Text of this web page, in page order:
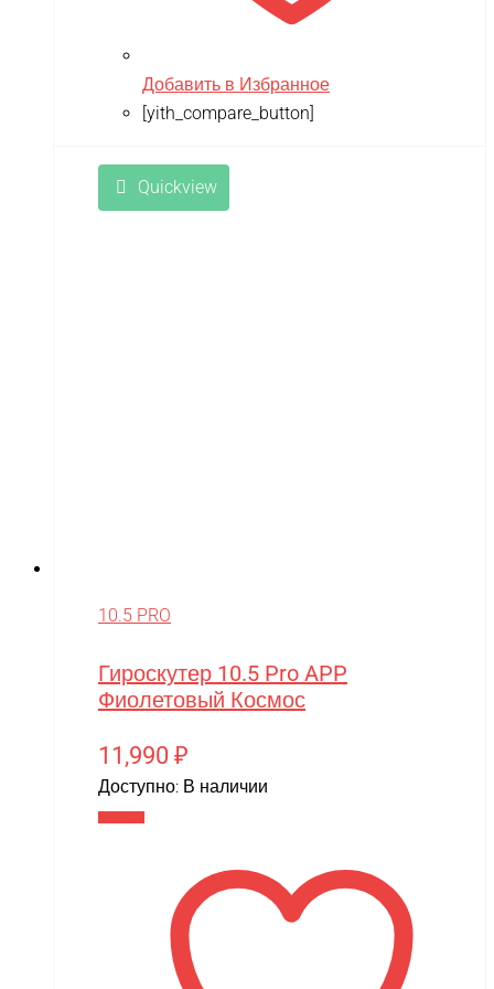
Добавить в Избранное
[yith_compare_button]
Quickview
10.5 PRO
Гироскутер 10.5 Pro APP
Фиолетовый Космос
11,990 ₽
Доступно: В наличии